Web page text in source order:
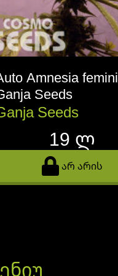
Amnesia
Seeds
Seeds
19 ლ
არ არის